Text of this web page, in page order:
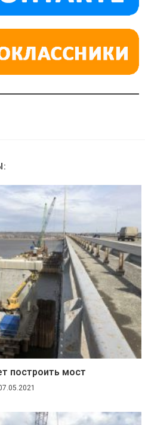
построить мост